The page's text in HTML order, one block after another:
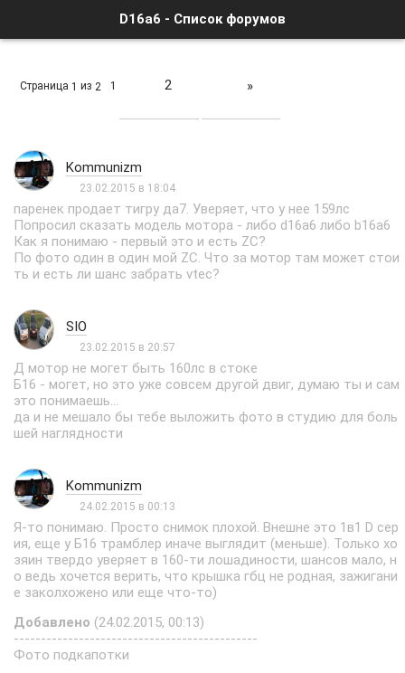
D16a6 - Список форумов
Страница 1 из 2 1 2 »
Kommunizm
23.02.2015 в 18:04
паренек продает тигру да7. Уверяет, что у нее 159лс
Попросил сказать модель мотора - либо d16a6 либо b16a6
Как я понимаю - первый это и есть ZC?
По фото один в один мой ZC. Что за мотор там может стои
ть и есть ли шанс забрать vtec?
SIO
23.02.2015 в 20:57
Д мотор не могет быть 160лс в стоке
Б16 - могет, но это уже совсем другой двиг, думаю ты и сам
это понимаешь...
да и не мешало бы тебе выложить фото в студию для боль
шей наглядности
Kommunizm
24.02.2015 в 00:13
Я-то понимаю. Просто снимок плохой. Внешне это 1в1 D сер
ия, еще у Б16 трамблер иначе выглядит (меньше). Только хо
зяин твердо уверяет в 160-ти лошадиности, шансов мало, н
о ведь хочется верить, что крышка гбц не родная, зажигани
е заколхожено или еще что-то)
Добавлено (24.02.2015, 00:13)
---------------------------------------------
Фото подкапотки